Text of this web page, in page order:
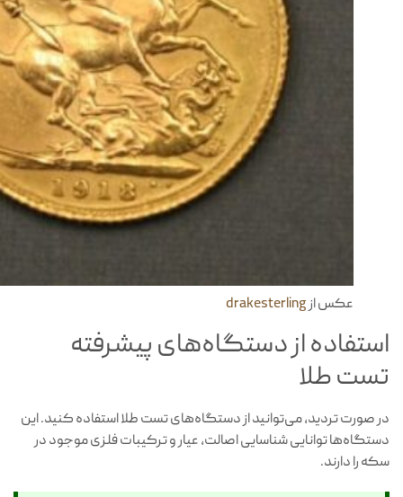
عکس ازdrakesterling
استفاده از دستگاه‌های پیشرفته
تست طلا
در صورت تردید، می‌توانید از دستگاه‌های تست طلا استفاده کنید. این
دستگاه‌ها توانایی شناسایی اصالت، عیار و ترکیبات فلزی موجود در
سکه را دارند.